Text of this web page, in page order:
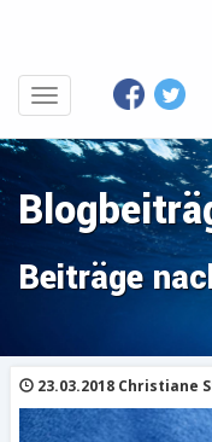
Beiträge
23.03.2018 Christiane